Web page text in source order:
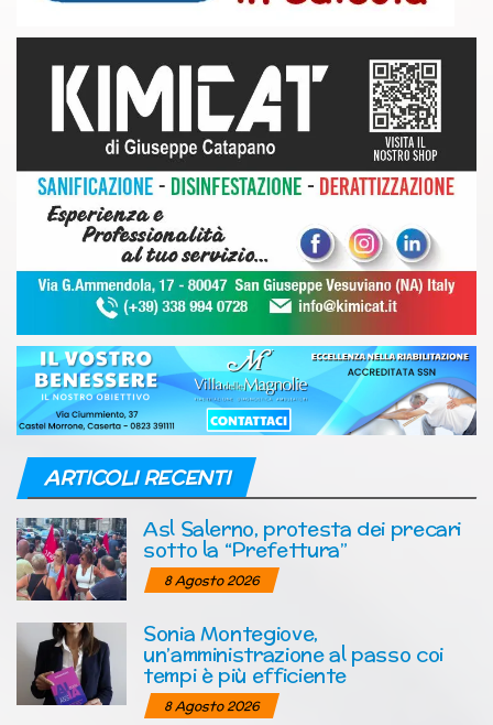
ARTICOLI RECENTI
Asl Salerno, protesta dei precari
sotto la “Prefettura”
8 Agosto 2026
Sonia Montegiove,
un’amministrazione al passo coi
tempi è più efficiente
8 Agosto 2026